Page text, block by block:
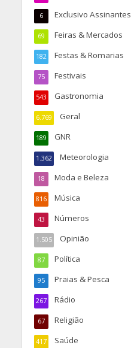
Exclusivo Assinantes
6
Feiras & Mercados
69
Festas & Romarias
182
Festivais
75
Gastronomia
543
Geral
6.769
GNR
189
Meteorologia
1.362
Moda e Beleza
18
Música
816
Números
43
Opinião
1.505
Política
87
Praias & Pesca
95
Rádio
267
Religião
67
Saúde
417